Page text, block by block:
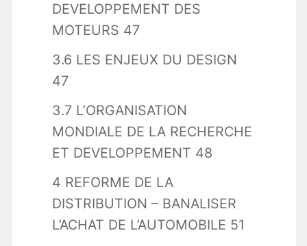
DEVELOPPEMENT DES
MOTEURS 47
3.6 LES ENJEUX DU DESIGN
47
3.7 L’ORGANISATION
MONDIALE DE LA RECHERCHE
ET DEVELOPPEMENT 48
4 REFORME DE LA
DISTRIBUTION – BANALISER
L’ACHAT DE L’AUTOMOBILE 51